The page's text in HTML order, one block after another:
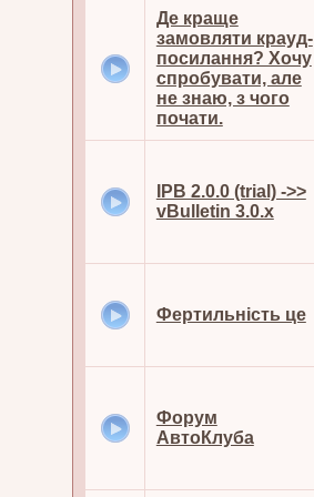
Де краще
замовляти крауд-
посилання? Хочу
спробувати, але
не знаю, з чого
почати.
IPB 2.0.0 (trial) ->>
vBulletin 3.0.x
Фертильність це
Форум
АвтоКлуба